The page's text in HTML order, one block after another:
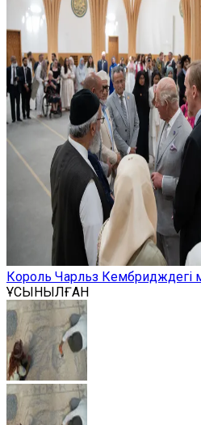
Король Чарльз Кембридждегі
ҰСЫНЫЛҒАН